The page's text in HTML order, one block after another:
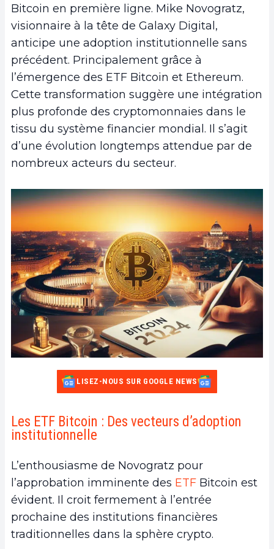
Bitcoin en première ligne. Mike Novogratz,
visionnaire à la tête de Galaxy Digital,
anticipe une adoption institutionnelle sans
précédent. Principalement grâce à
l’émergence des ETF Bitcoin et Ethereum.
Cette transformation suggère une intégration
plus profonde des cryptomonnaies dans le
tissu du système financier mondial. Il s’agit
d’une évolution longtemps attendue par de
nombreux acteurs du secteur.
LISEZ-NOUS SUR GOOGLE NEWS
Les ETF Bitcoin : Des vecteurs d’adoption
institutionnelle
L’enthousiasme de Novogratz pour
l’approbation imminente des ETF Bitcoin est
évident. Il croit fermement à l’entrée
prochaine des institutions financières
traditionnelles dans la sphère crypto.